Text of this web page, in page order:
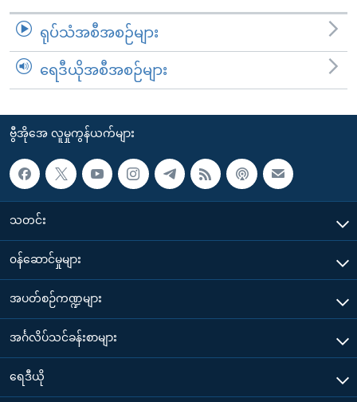
ရုပ်သံအစီအစဉ်များ
ရေဒီယိုအစီအစဉ်များ
ဗွီအိုအေ လူမှုကွန်ယက်များ
သတင်း
၀န်ဆောင်မှုများ
အပတ်စဉ်ကဏ္ဍများ
အင်္ဂလိပ်သင်ခန်းစာများ
ရေဒီယို